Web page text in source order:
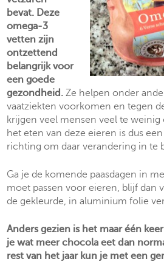
bevat. Deze
omega-3
vetten zijn
ontzettend
belangrijk voor
een goede
gezondheid. Ze helpen onder
vaatziekten voorkomen en tegen
krijgen veel mensen veel te
het eten van deze eieren is dus
richting om daar verandering in te
Ga je de komende paasdagen in
moet passen voor eieren, blijf dan
de gekleurde, in aluminium folie
Anders gezien is het maar één
je wat meer chocola eet dan
rest van het jaar kun je met een